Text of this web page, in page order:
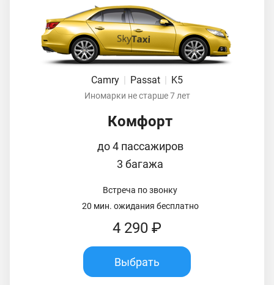
Camry Passat K5
Иномарки не старше 7 лет
Комфорт
до 4 пассажиров
3 багажа
Встреча по звонку
20 мин. ожидания бесплатно
4 290 ₽
Выбрать